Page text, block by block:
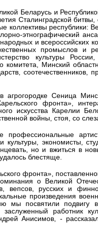
Беларусь и
Сталинградской
коллективы республики:
этнографический
и всероссийских
промыслов и
культуры
комитета, Минский
Сеница
фронта»,
искусства Карелии
войны, стоя, со
профессиональные
культуры, экономисты,
но и вжиться в
блестяще.
фронта»,
о Великой
вепсов, русских и
произведения
мы посвятили подвигу
работник
Анисимов, -